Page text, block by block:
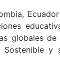
globales de
Sostenible y